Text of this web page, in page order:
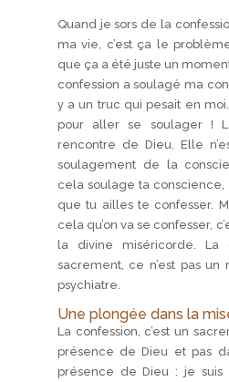
Quand je sors de la
ma vie, c’est ça le
que ça a été juste un
confession a soulagé ma
y a un truc qui pesait en
pour aller se soulager !
rencontre de Dieu. Elle
soulagement de la
cela soulage ta conscience,
que tu ailles te confesser.
cela qu’on va se confesser,
la divine miséricorde. La
sacrement, ce n’est pas
psychiatre.
Une plongée dans la
La confession, c’est un
présence de Dieu et pas
présence de Dieu : je suis